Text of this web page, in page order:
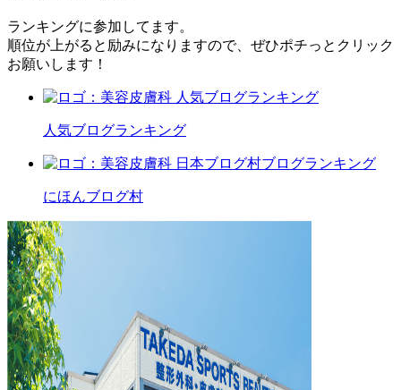
ランキングに参加してます。
順位が上がると励みになりますので、ぜひポチっとクリック
お願いします！
人気ブログランキング
にほんブログ村